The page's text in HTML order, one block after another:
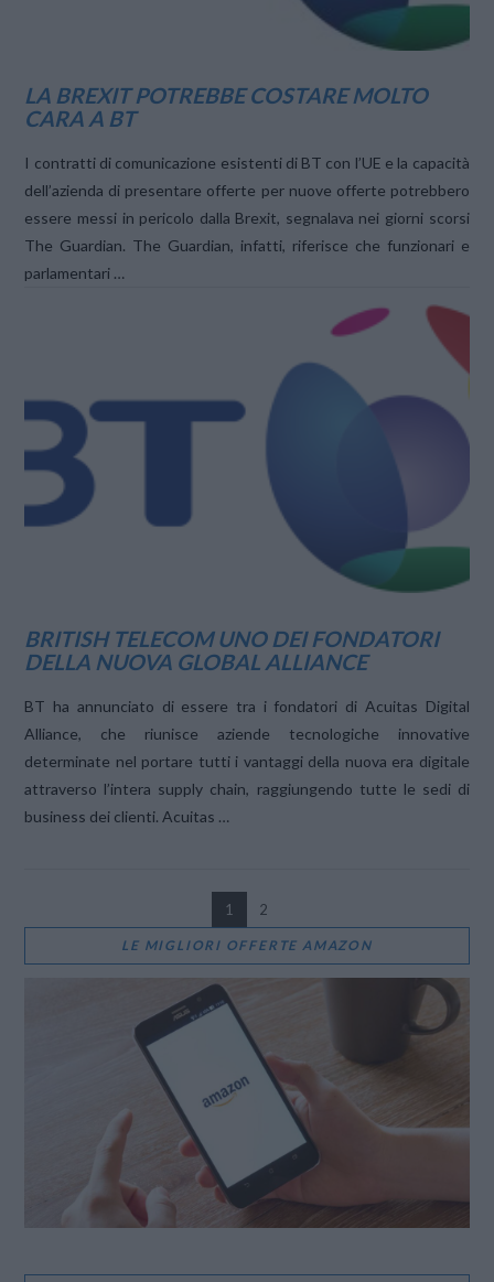
VIEW POST
LA BREXIT POTREBBE COSTARE MOLTO
CARA A BT
I contratti di comunicazione esistenti di BT con l’UE e la capacità
dell’azienda di presentare offerte per nuove offerte potrebbero
essere messi in pericolo dalla Brexit, segnalava nei giorni scorsi
The Guardian. The Guardian, infatti, riferisce che funzionari e
parlamentari …
VIEW POST
BRITISH TELECOM UNO DEI FONDATORI
DELLA NUOVA GLOBAL ALLIANCE
BT ha annunciato di essere tra i fondatori di Acuitas Digital
Alliance, che riunisce aziende tecnologiche innovative
determinate nel portare tutti i vantaggi della nuova era digitale
attraverso l’intera supply chain, raggiungendo tutte le sedi di
business dei clienti. Acuitas …
1 2
LE MIGLIORI OFFERTE AMAZON